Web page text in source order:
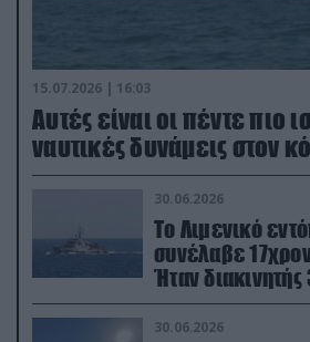
15.07.2026 | 16:03
Aυτές είναι οι πέντε πιο
ναυτικές δυνάμεις στον
30.06.2026
Το Λιμενικό
συνέλαβε
Ήταν
μεταναστών
30.06.2026